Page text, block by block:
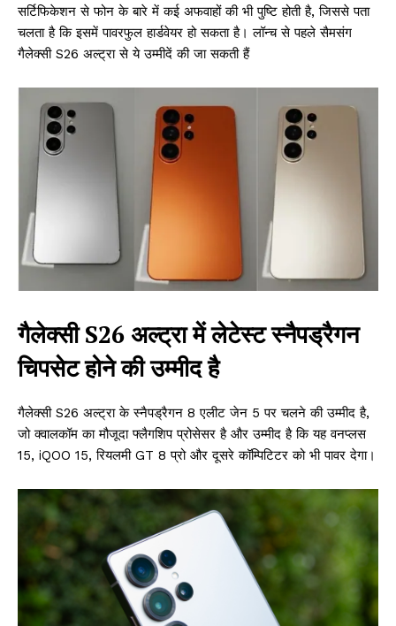
सर्टिफिकेशन से फोन के बारे में कई अफवाहों की भी पुष्टि होती है, जिससे पता
चलता है कि इसमें पावरफुल हार्डवेयर हो सकता है। लॉन्च से पहले सैमसंग
गैलेक्सी S26 अल्ट्रा से ये उम्मीदें की जा सकती हैं
गैलेक्सी S26 अल्ट्रा में लेटेस्ट स्नैपड्रैगन
चिपसेट होने की उम्मीद है
गैलेक्सी S26 अल्ट्रा के स्नैपड्रैगन 8 एलीट जेन 5 पर चलने की उम्मीद है,
जो क्वालकॉम का मौजूदा फ्लैगशिप प्रोसेसर है और उम्मीद है कि यह वनप्लस
15, iQOO 15, रियलमी GT 8 प्रो और दूसरे कॉम्पिटिटर को भी पावर देगा।